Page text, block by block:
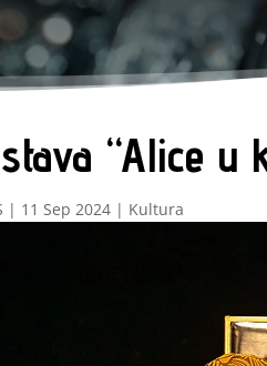
“Alice u
| 11 Sep 2024 | Kultura